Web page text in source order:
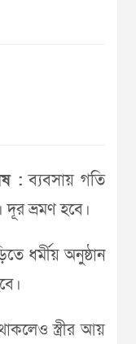
: ব্যবসায় গতি
দূর ভ্রমণ হবে।
ধর্মীয় অনুষ্ঠান
থাকলেও স্ত্রীর আয়